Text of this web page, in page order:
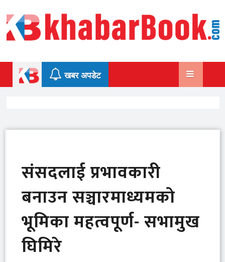
to
content
खबर अपडेट
संसदलाई प्रभावकारी
बनाउन सञ्चारमाध्यमको
भूमिका महत्वपूर्ण- सभामुख
घिमिरे